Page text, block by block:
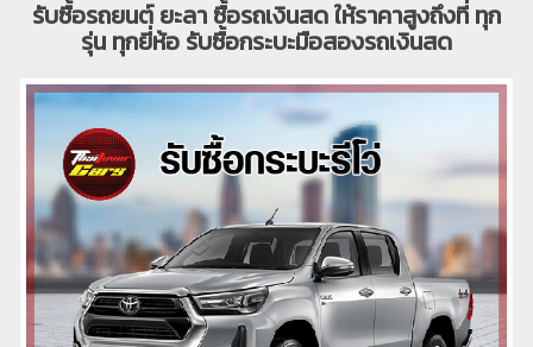
รับซื้อรถยนต์ ยะลา ซื้อรถเงินสด ให้ราคาสูงถึงที่ ทุก
รุ่น ทุกยี่ห้อ รับซื้อกระบะมือสองรถเงินสด